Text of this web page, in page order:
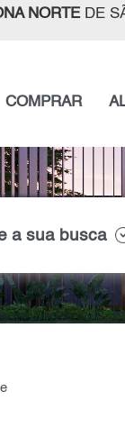
NORTEDE
COMPRAR
a sua busca